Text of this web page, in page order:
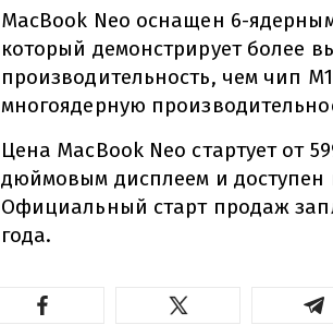
MacBook Neo оснащен 6-
который демонстрирует более
производительность, чем чип
многоядерную
Цена MacBook Neo стартует от
дюймовым дисплеем и доступен
Официальный старт продаж
года.